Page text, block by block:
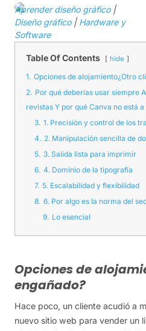
Aprender diseño gráfico|
Diseño gráfico| Hardware y
Software
Table Of Contents hide
1. Opciones de alojamiento¿Otro
2. Por qué deberías usar siempre
revistas Y por qué Canva no está
3. 1. Precisión y control de los
4. 2. Manipulación sencilla de
5. 3. Salida lista para imprimir
6. 4. Dominio de la tipografía
7. 5. Escalabilidad y flexibilidad
8. 6. Por algo es la norma del
9. Lo esencial
Opciones de
engañado?
Hace poco, un cliente acudió a
nuevo sitio web para vender un